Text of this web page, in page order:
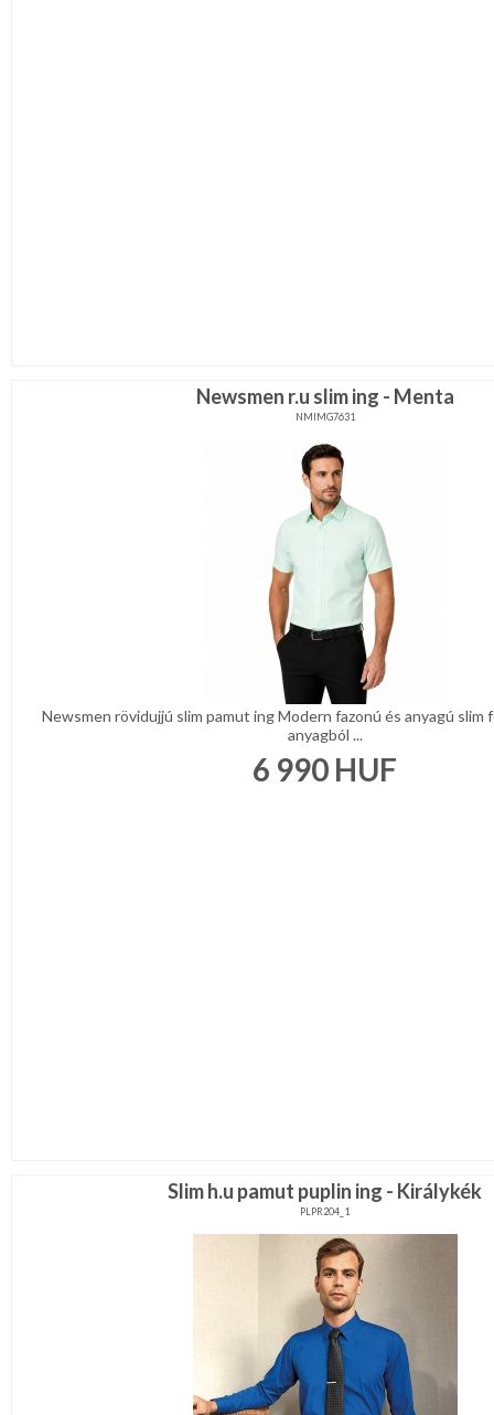
Newsmen r.u slim ing - Menta
NMIMG7631
Newsmen rövidujjú slim pamut ing Modern fazonú és anyagú slim
anyagból ...
6 990 HUF
Slim h.u pamut puplin ing - Királykék
PLPR204_1